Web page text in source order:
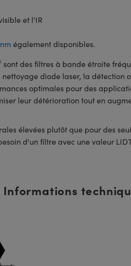
et l'IR
également disponibles.
sont des filtres à bande étroite
diode laser, la détection
optimales pour des
leur détérioration tout en
élevées plutôt que pour des
d'un filtre avec une valeur
Informations